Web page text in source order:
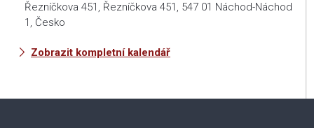
Řezníčkova 451, Řezníčkova 451, 547 01 Náchod-Náchod
1, Česko
Zobrazit kompletní kalendář